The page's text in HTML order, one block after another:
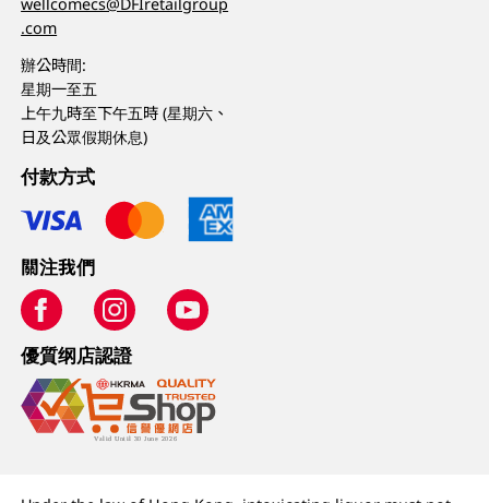
.com
辦公時間:
星期一至五
上午九時至下午五時 (星期六、
日及公眾假期休息)
付款方式
關注我們
優質纲店認證